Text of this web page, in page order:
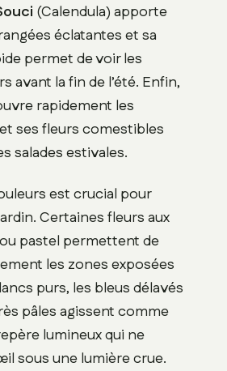
(Calendula) apporte
éclatantes et sa
permet de voir les
avant la fin de l’été. Enfin,
rapidement les
ses fleurs comestibles
salades estivales.
est crucial pour
Certaines fleurs aux
pastel permettent de
les zones exposées
purs, les bleus délavés
pâles agissent comme
lumineux qui ne
sous une lumière crue.